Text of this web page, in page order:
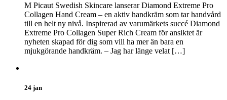
M Picaut Swedish Skincare lanserar Diamond Extreme Pro
Collagen Hand Cream – en aktiv handkräm som tar handvård
till en helt ny nivå. Inspirerad av varumärkets succé Diamond
Extreme Pro Collagen Super Rich Cream för ansiktet är
nyheten skapad för dig som vill ha mer än bara en
mjukgörande handkräm. – Jag har länge velat […]
24 jan